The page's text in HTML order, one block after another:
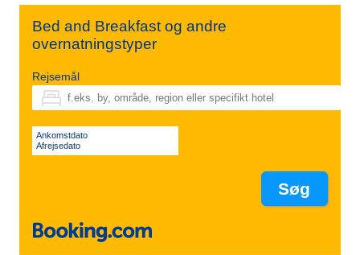
Bed and Breakfast og andre
overnatningstyper
Rejsemål
Ankomstdato
Afrejsedato